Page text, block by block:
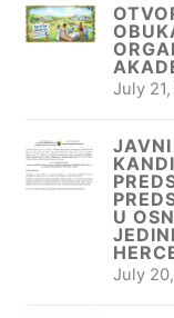
July
U
July